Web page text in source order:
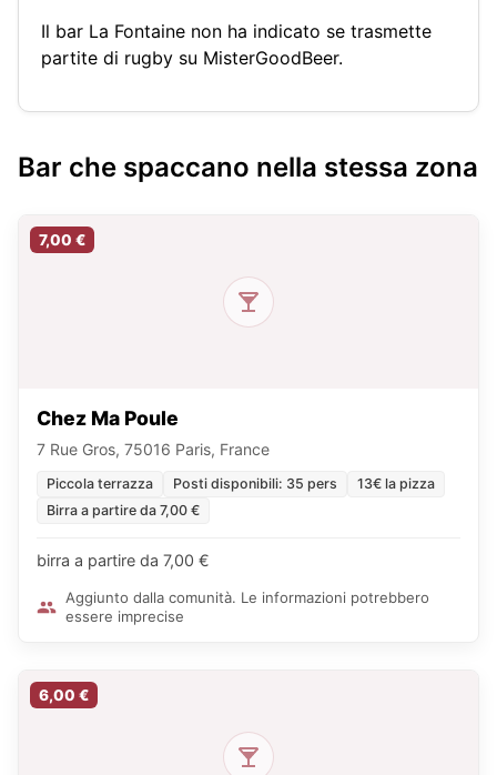
Il bar La Fontaine non ha indicato se trasmette
partite di rugby su MisterGoodBeer.
Bar che spaccano nella stessa zona
7,00 €
Chez Ma Poule
7 Rue Gros, 75016 Paris, France
Piccola terrazza Posti disponibili: 35 pers
13€ la pizza
Birra a partire da 7,00 €
birra a partire da 7,00 €
Aggiunto dalla comunità. Le informazioni potrebbero
essere imprecise
6,00 €